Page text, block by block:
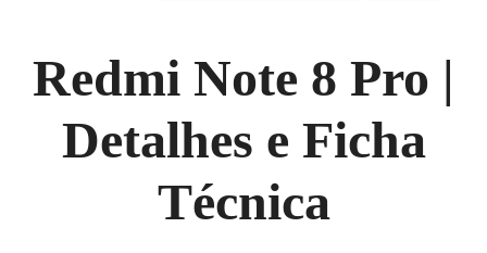
Redmi Note 8 Pro |
Detalhes e Ficha
Técnica